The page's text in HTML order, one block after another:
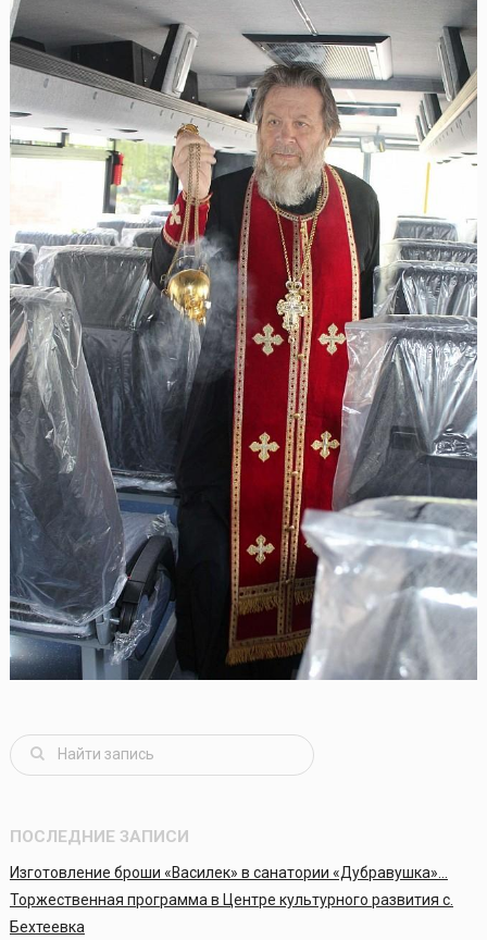
ПОСЛЕДНИЕ ЗАПИСИ
Изготовление броши «Василек» в санатории «Дубравушка»…
Торжественная программа в Центре культурного развития с.
Бехтеевка